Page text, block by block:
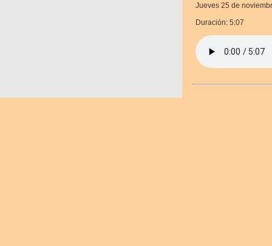
Jueves 25 de
Duración: 5:07